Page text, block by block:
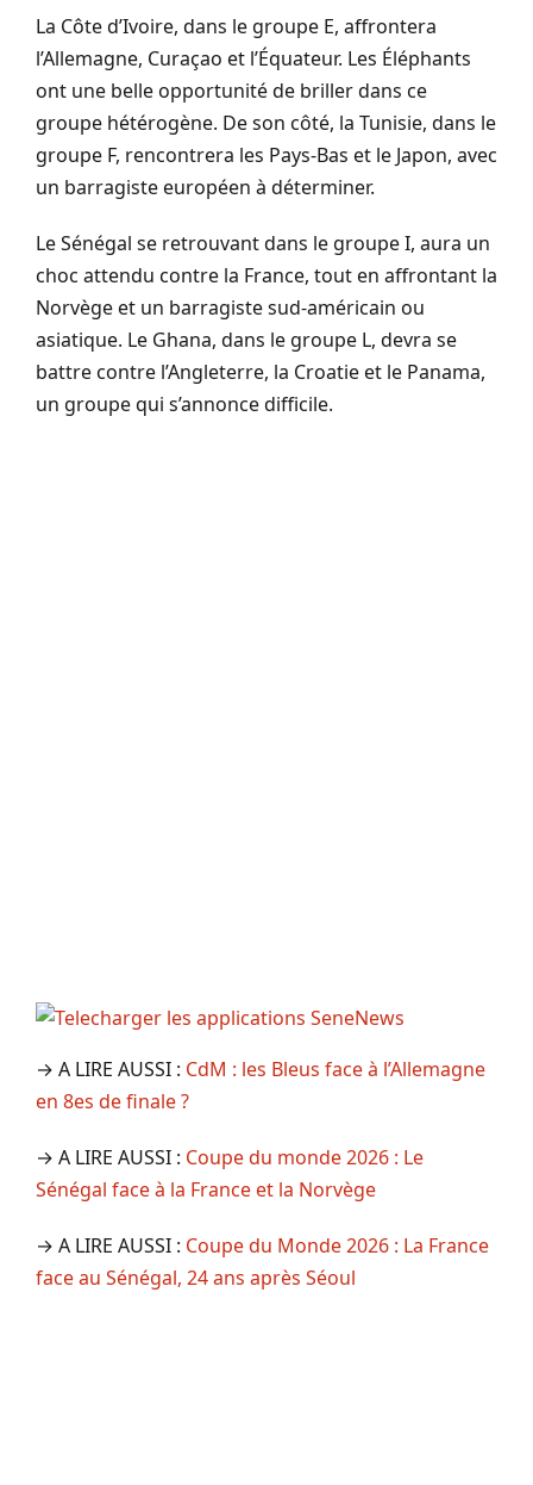
La Côte d’Ivoire, dans le groupe E, affrontera
l’Allemagne, Curaçao et l’Équateur. Les Éléphants
ont une belle opportunité de briller dans ce
groupe hétérogène. De son côté, la Tunisie, dans le
groupe F, rencontrera les Pays-Bas et le Japon, avec
un barragiste européen à déterminer.
Le Sénégal se retrouvant dans le groupe I, aura un
choc attendu contre la France, tout en affrontant la
Norvège et un barragiste sud-américain ou
asiatique. Le Ghana, dans le groupe L, devra se
battre contre l’Angleterre, la Croatie et le Panama,
un groupe qui s’annonce difficile.
→ A LIRE AUSSI : CdM : les Bleus face à l’Allemagne
en 8es de finale ?
→ A LIRE AUSSI : Coupe du monde 2026 : Le
Sénégal face à la France et la Norvège
→ A LIRE AUSSI : Coupe du Monde 2026 : La France
face au Sénégal, 24 ans après Séoul